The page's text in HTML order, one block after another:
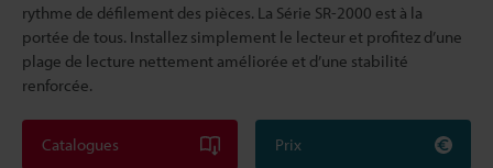
rythme de défilement des pièces. La Série SR-2000 est à la
portée de tous. Installez simplement le lecteur et profitez d’une
plage de lecture nettement améliorée et d’une stabilité
renforcée.
Catalogues Prix